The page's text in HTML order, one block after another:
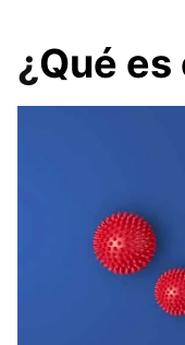
¿Qué es